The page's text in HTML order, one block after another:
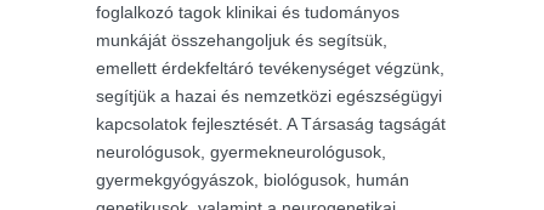
foglalkozó tagok klinikai és tudományos
munkáját összehangoljuk és segítsük,
emellett érdekfeltáró tevékenységet végzünk,
segítjük a hazai és nemzetközi egészségügyi
kapcsolatok fejlesztését. A Társaság tagságát
neurológusok, gyermekneurológusok,
gyermekgyógyászok, biológusok, humán